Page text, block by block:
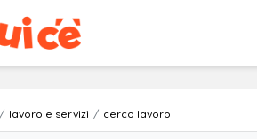
lavoro e servizi cerco lavoro